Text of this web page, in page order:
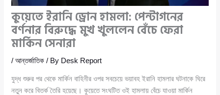
কুয়েতে ইরানি ড্রোন হামলা: পেন্টাগনের
বর্ণনার বিরুদ্ধে মুখ খুললেন বেঁচে ফেরা
মার্কিন সেনারা
/আন্তর্জাতিক / By Desk Report
যুদ্ধ শুরুর পর থেকে মার্কিন বাহিনীর ওপর সবচেয়ে ভয়াবহ ইরানি হামলার ঘটনাকে ঘিরে
নতুন করে বিতর্ক তৈরি হয়েছে। কুয়েতে সংঘটিত ওই হামলায় বেঁচে যাওয়া মার্কিন